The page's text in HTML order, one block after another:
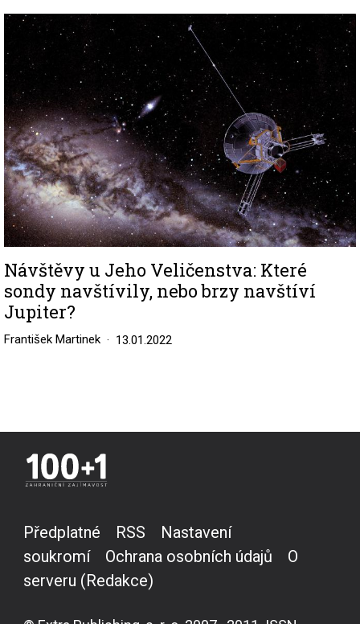
Image
Návštěvy u Jeho Veličenstva: Které
sondy navštívily, nebo brzy navštíví
Jupiter?
František Martinek 13.01.2022
Předplatné RSS
Nastavení
soukromí
Ochrana osobních údajů
O
serveru (Redakce)